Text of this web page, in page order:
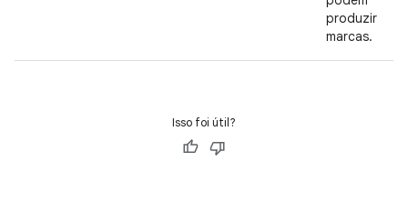
produzir
marcas.
Isso foi útil?